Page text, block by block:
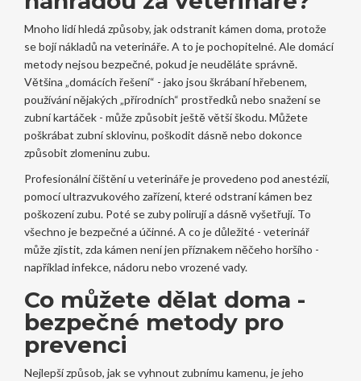
Mnoho lidí hledá způsoby, jak odstranit kámen doma, protože
se bojí nákladů na veterináře. A to je pochopitelné. Ale domácí
metody nejsou bezpečné, pokud je neuděláte správně.
Většina „domácích řešení“ - jako jsou škrábaní hřebenem,
používání nějakých „přírodních“ prostředků nebo snažení se
zubní kartáček - může způsobit ještě větší škodu. Můžete
poškrábat zubní sklovinu, poškodit dásně nebo dokonce
způsobit zlomeninu zubu.
Profesionální čištění u veterináře je provedeno pod anestézií,
pomocí ultrazvukového zařízení, které odstraní kámen bez
poškození zubu. Poté se zuby polirují a dásně vyšetřují. To
všechno je bezpečné a účinné. A co je důležité - veterinář
může zjistit, zda kámen není jen příznakem něčeho horšího -
například infekce, nádoru nebo vrozené vady.
Co můžete dělat doma -
bezpečné metody pro
prevenci
Nejlepší způsob, jak se vyhnout zubnímu kamenu, je jeho